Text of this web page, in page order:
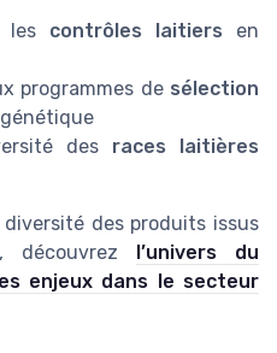
les contrôles laitiers en
programmes de sélection
des races laitières
des produits issus
, découvrez l’univers du
enjeux dans le secteur